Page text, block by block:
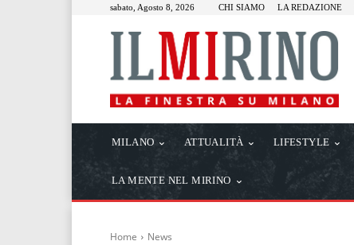
sabato, Agosto 8, 2026 CHI SIAMO LA REDAZIONE
MILANO ATTUALITÀ LIFESTYLE
LA MENTE NEL MIRINO
Home News